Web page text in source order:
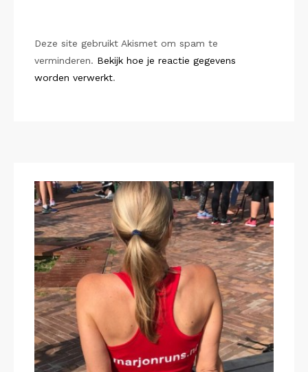
Deze site gebruikt Akismet om spam te
verminderen. Bekijk hoe je reactie gegevens
worden verwerkt.